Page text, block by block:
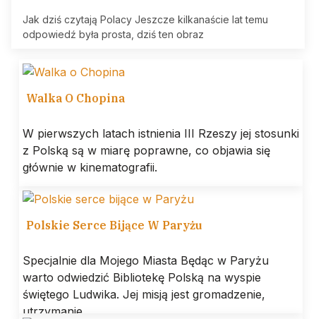
Jak dziś czytają Polacy Jeszcze kilkanaście lat temu
odpowiedź była prosta, dziś ten obraz
Walka O Chopina
W pierwszych latach istnienia III Rzeszy jej stosunki
z Polską są w miarę poprawne, co objawia się
głównie w kinematografii.
Polskie Serce Bijące W Paryżu
Specjalnie dla Mojego Miasta Będąc w Paryżu
warto odwiedzić Bibliotekę Polską na wyspie
świętego Ludwika. Jej misją jest gromadzenie,
utrzymanie